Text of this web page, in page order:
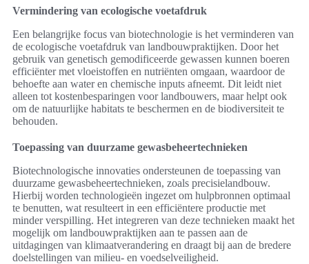
Vermindering van ecologische voetafdruk
Een belangrijke focus van biotechnologie is het verminderen van
de ecologische voetafdruk van landbouwpraktijken. Door het
gebruik van genetisch gemodificeerde gewassen kunnen boeren
efficiënter met vloeistoffen en nutriënten omgaan, waardoor de
behoefte aan water en chemische inputs afneemt. Dit leidt niet
alleen tot kostenbesparingen voor landbouwers, maar helpt ook
om de natuurlijke habitats te beschermen en de biodiversiteit te
behouden.
Toepassing van duurzame gewasbeheertechnieken
Biotechnologische innovaties ondersteunen de toepassing van
duurzame gewasbeheertechnieken, zoals precisielandbouw.
Hierbij worden technologieën ingezet om hulpbronnen optimaal
te benutten, wat resulteert in een efficiëntere productie met
minder verspilling. Het integreren van deze technieken maakt het
mogelijk om landbouwpraktijken aan te passen aan de
uitdagingen van klimaatverandering en draagt bij aan de bredere
doelstellingen van milieu- en voedselveiligheid.